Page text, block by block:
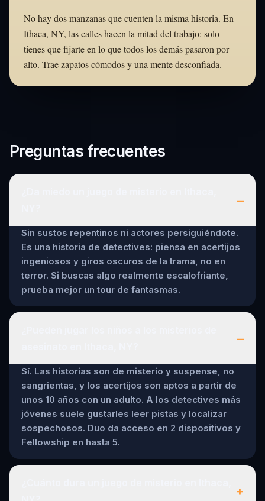
No hay dos manzanas que cuenten la misma historia. En
Ithaca, NY, las calles hacen la mitad del trabajo: solo
tienes que fijarte en lo que todos los demás pasaron por
alto. Trae zapatos cómodos y una mente desconfiada.
Preguntas frecuentes
–
Sin sustos repentinos ni actores persiguiéndote.
Es una historia de detectives: piensa en acertijos
ingeniosos y giros oscuros de la trama, no en
terror. Si buscas algo realmente escalofriante,
prueba mejor un tour de fantasmas.
–
Sí. Las historias son de misterio y suspense, no
sangrientas, y los acertijos son aptos a partir de
unos 10 años con un adulto. A los detectives más
jóvenes suele gustarles leer pistas y localizar
sospechosos. Duo da acceso en 2 dispositivos y
Fellowship en hasta 5.
+